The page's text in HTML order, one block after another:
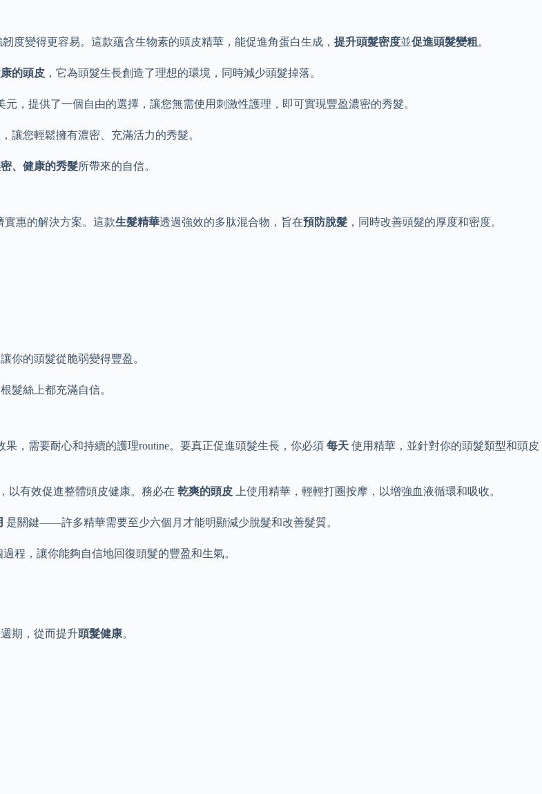
度變得更容易。這款蘊含生物素的頭皮精華，能促進角蛋白生成， 提升頭髮密度並促進頭髮變粗 。
的頭皮 ，它為頭髮生長創造了理想的環境，同時減少頭髮掉落。
元，提供了一個自由的選擇，讓您無需使用刺激性護理，即可實現豐盈濃密的秀髮。
讓您輕鬆擁有濃密、充滿活力的秀髮。
、健康的秀髮所帶來的自信。
實惠的解決方案。這款生髮精華透過強效的多肽混合物，旨在預防脫髮 ，同時改善頭髮的厚度和密度。
讓你的頭髮從脆弱變得豐盈。
髮絲上都充滿自信。
果，需要耐心和持續的護理routine。要真正促進頭髮生長，你必須 每天 使用精華，並針對你的頭髮類型和頭皮
以有效促進整體頭皮健康。務必在 乾爽的頭皮 上使用精華，輕輕打圈按摩，以增強血液循環和吸收。
是關鍵——許多精華需要至少六個月才能明顯減少脫髮和改善髮質。
程，讓你能夠自信地回復頭髮的豐盈和生氣。
期，從而提升頭髮健康。